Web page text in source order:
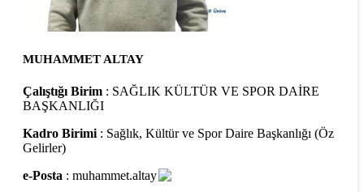
MUHAMMET ALTAY
Çalıştığı Birim : SAĞLIK KÜLTÜR VE SPOR DAİRE
BAŞKANLIĞI
Kadro Birimi : Sağlık, Kültür ve Spor Daire Başkanlığı (Öz
Gelirler)
e-Posta : muhammet.altay